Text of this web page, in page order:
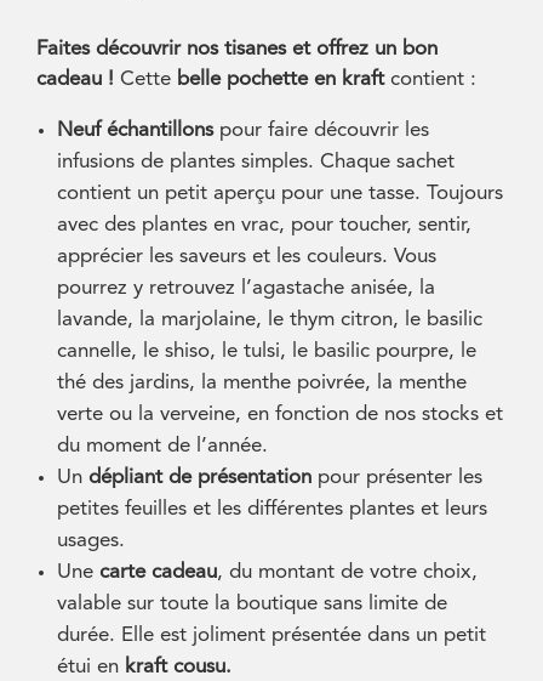
Faites découvrir nos tisanes et offrez un bon
cadeau ! Cette belle pochette en kraftcontient :
Neuf échantillons pour faire découvrir les
infusions de plantes simples. Chaque sachet
contient un petit aperçu pour une tasse. Toujours
avec des plantes en vrac, pour toucher, sentir,
apprécier les saveurs et les couleurs. Vous
pourrez y retrouvez l’agastache anisée, la
lavande, la marjolaine, le thym citron, le basilic
cannelle, le shiso, le tulsi, le basilic pourpre, le
thé des jardins, la menthe poivrée, la menthe
verte ou la verveine, en fonction de nos stocks et
du moment de l’année.
Un dépliant de présentation pour présenter les
petites feuilles et les différentes plantes et leurs
usages.
Une carte cadeau, du montant de votre choix,
valable sur toute la boutique sans limite de
durée. Elle est joliment présentée dans un petit
étui en kraft cousu.